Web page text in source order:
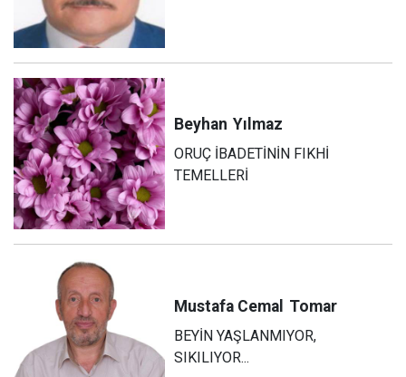
Beyhan Yılmaz
ORUÇ İBADETİNİN FIKHİ
TEMELLERİ
Mustafa Cemal Tomar
BEYİN YAŞLANMIYOR,
SIKILIYOR...